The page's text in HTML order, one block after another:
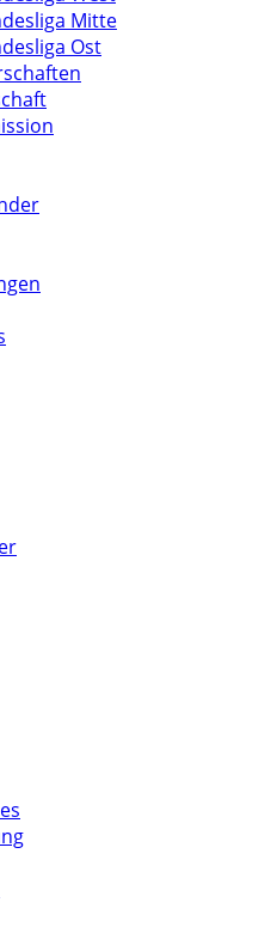
Mitte
Ost